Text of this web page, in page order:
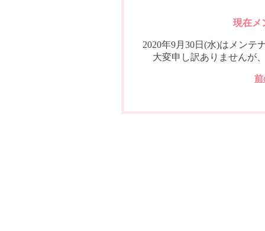
現在メ
2020年9月30日(水)はメンテ
大変申し訳ありませんが
前